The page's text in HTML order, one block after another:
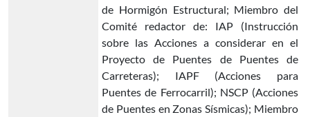
de Hormigón Estructural; Miembro del
Comité redactor de: IAP (Instrucción
sobre las Acciones a considerar en el
Proyecto de Puentes de Puentes de
Carreteras); IAPF (Acciones para
Puentes de Ferrocarril); NSCP (Acciones
de Puentes en Zonas Sísmicas); Miembro